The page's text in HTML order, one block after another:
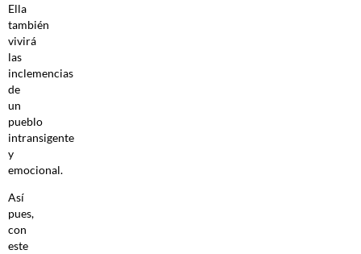
Ella
también
vivirá
las
inclemencias
de
un
pueblo
intransigente
y
emocional.
Así
pues,
con
este